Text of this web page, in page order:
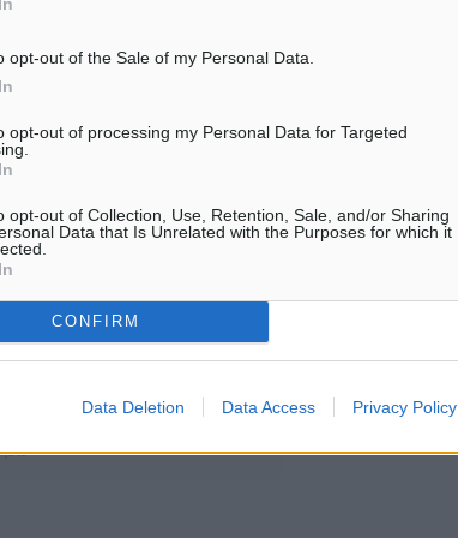
opt-out of the Sale of my Personal Data.
opt-out of processing my Personal Data for Targeted
opt-out of Collection, Use, Retention, Sale, and/or Sharing
Data that Is Unrelated with the Purposes for which it
CONFIRM
Data Deletion Data Access Privacy Policy
για να γνωρίσουμε
είναι ελεύθερη
αναζήτησης
μας στο Google News ★ ↗